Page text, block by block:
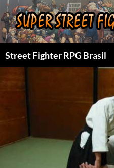
Pular
para
o
conteúdo
Street Fighter RPG Brasil